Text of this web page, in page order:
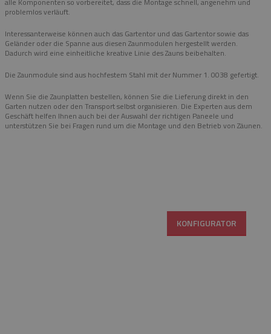
problemlos verläuft.
Interessanterweise können auch das Gartentor und das Gartentor sowie das
Geländer oder die Spanne aus diesen Zaunmodulen hergestellt werden.
Dadurch wird eine einheitliche kreative Linie des Zauns beibehalten.
Die Zaunmodule sind aus hochfestem Stahl mit der Nummer 1. 0038 gefertigt.
Wenn Sie die Zaunplatten bestellen, können Sie die Lieferung direkt in den
Garten nutzen oder den Transport selbst organisieren. Die Experten aus dem
Geschäft helfen Ihnen auch bei der Auswahl der richtigen Paneele und
unterstützen Sie bei Fragen rund um die Montage und den Betrieb von Zäunen.
KONFIGURATOR